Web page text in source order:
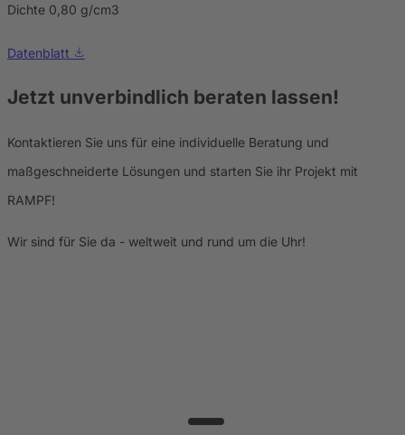
Dichte 0,80 g/cm3
Datenblatt
Jetzt unverbindlich beraten lassen!
Kontaktieren Sie uns für eine individuelle Beratung und
maßgeschneiderte Lösungen und starten Sie ihr Projekt mit
RAMPF!
Wir sind für Sie da - weltweit und rund um die Uhr!